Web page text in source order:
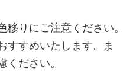
移りにご注意ください。
すすめいたします。ま
ください。